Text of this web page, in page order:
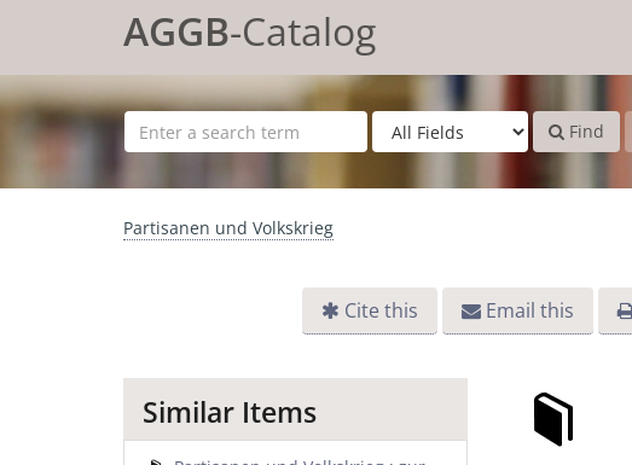
AGGB-Catalog
Find
Partisanen und Volkskrieg
Cite this Email this
Similar Items